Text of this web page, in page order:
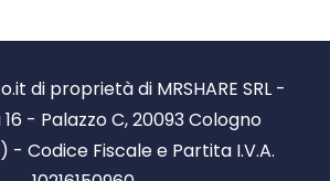
di proprietà di MRSHARE SRL -
- Palazzo C, 20093 Cologno
- Codice Fiscale e Partita I.V.A.